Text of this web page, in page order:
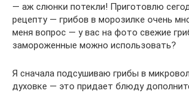
— аж слюнки потекли! Приготовлю
рецепту — грибов в морозилке очень
меня вопрос — у вас на фото свежие
замороженные можно использовать?
Я сначала подсушиваю грибы в
духовке — это придает блюду